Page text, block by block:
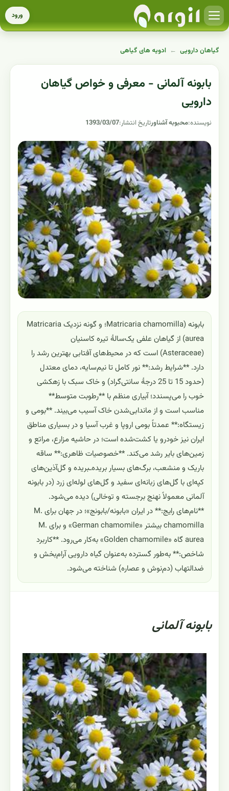
ورود
گیاهان دارویی ← ادویه های گیاهی
بابونه آلمانی - معرفی و خواص گیاهان
دارویی
نویسنده:محبوبه آشناورتاریخ انتشار:1393/03/07
بابونه (Matricaria chamomilla؛ و گونه نزدیک Matricaria
aurea) از گیاهان علفی یک‌سالهٔ تیره کاسنیان
(Asteraceae) است که در محیط‌های آفتابی بهترین رشد را
دارد. **شرایط رشد:** نور کامل تا نیم‌سایه، دمای معتدل
(حدود 15 تا 25 درجهٔ سانتی‌گراد) و خاک سبک با زهکشی
خوب را می‌پسندد؛ آبیاری منظم با **رطوبت متوسط**
مناسب است و از ماندابی‌شدن خاک آسیب می‌بیند. **بومی و
زیستگاه:** عمدتاً بومی اروپا و غرب آسیا و در بسیاری مناطق
ایران نیز خودرو یا کشت‌شده است؛ در حاشیه مزارع، مراتع و
زمین‌های بایر رشد می‌کند. **خصوصیات ظاهری:** ساقه
باریک و منشعب، برگ‌های بسیار بریده‌ـبریده و گل‌آذین‌های
کپه‌ای با گل‌های زبانه‌ای سفید و گل‌های لوله‌ای زرد (در بابونه
آلمانی معمولاً نهنج برجسته و توخالی) دیده می‌شود.
**نام‌های رایج:** در ایران «بابونه/بابونج»؛ در جهان برای M.
chamomilla بیشتر «German chamomile» و برای M.
aurea گاه «Golden chamomile» به‌کار می‌رود. **کاربرد
شاخص:** به‌طور گسترده به‌عنوان گیاه دارویی آرام‌بخش و
ضدالتهاب (دم‌نوش و عصاره) شناخته می‌شود.
بابونه آلمانی